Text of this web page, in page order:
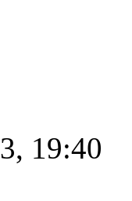
19:40